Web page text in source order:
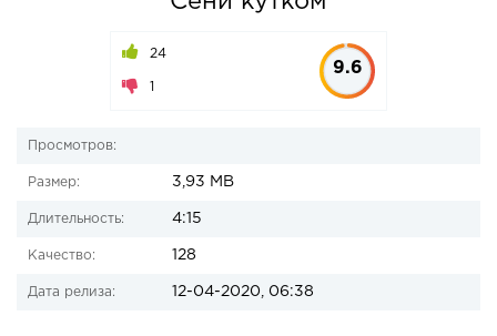
24
1
9.6
Просмотров:
Размер: 3,93 MB
Длительность: 4:15
Качество: 128
Дата релиза: 12-04-2020, 06:38